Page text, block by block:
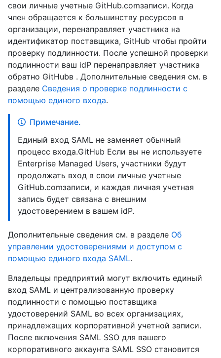
свои личные учетные GitHub.comзаписи. Когда
член обращается к большинству ресурсов в
организации, перенаправляет участника на
идентификатор поставщика, GitHub чтобы пройти
проверку подлинности. После успешной проверки
подлинности ваш idP перенаправляет участника
обратно GitHubв . Дополнительные сведения см. в
разделе Сведения о проверке подлинности с
помощью единого входа.
Примечание.
Единый вход SAML не заменяет обычный
процесс входа.GitHub Если вы не используете
Enterprise Managed Users, участники будут
продолжать вход в свои личные учетные
GitHub.comзаписи, и каждая личная учетная
запись будет связана с внешним
удостоверением в вашем idP.
Дополнительные сведения см. в разделе Об
управлении удостоверениями и доступом с
помощью единого входа SAML.
Владельцы предприятий могут включить единый
вход SAML и централизованную проверку
подлинности с помощью поставщика
удостоверений SAML во всех организациях,
принадлежащих корпоративной учетной записи.
После включения SAML SSO для вашего
корпоративного аккаунта SAML SSO становится